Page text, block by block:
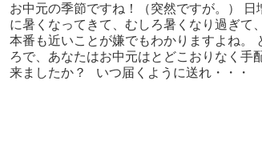
お中元の季節ですね！（突然ですが。） 日
に暑くなってきて、むしろ暑くなり過ぎて
本番も近いことが嫌でもわかりますよね。
ろで、あなたはお中元はとどこおりなく手
来ましたか？ いつ届くように送れ・・・